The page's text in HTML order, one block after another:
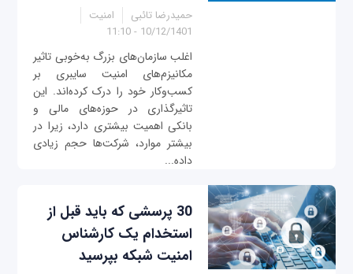
حمیدرضا تائبی
امنیت
10/12/1401 - 11:10
اغلب سازمان‌های بزرگ به‌خوبی تاثیر
مکانیزم‌های امنیت سایبری بر
کسب‌و‌کار خود را درک کرده‌اند. این
تاثیرگذاری در حوزه‌های مالی و
بانکی اهمیت بیشتری دارد، زیرا در
بیشتر موارد، شرکت‌ها حجم زیادی
داده‌...
30 پرسشی که باید قبل از
استخدام یک کارشناس
امنیت شبکه بپرسید